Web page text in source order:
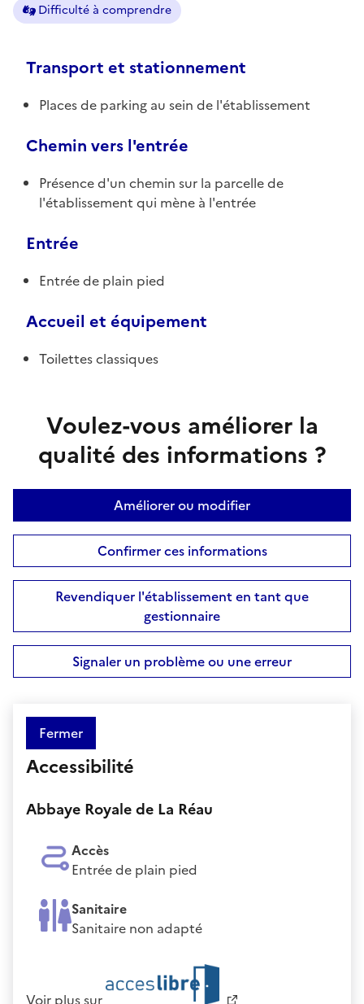
Difficulté à comprendre
Transport et stationnement
Places de parking au sein de l'établissement
Chemin vers l'entrée
Présence d'un chemin sur la parcelle de
l'établissement qui mène à l'entrée
Entrée
Entrée de plain pied
Accueil et équipement
Toilettes classiques
Voulez-vous améliorer la
qualité des informations ?
Améliorer ou modifier
Confirmer ces informations
Revendiquer l'établissement en tant que
gestionnaire
Signaler un problème ou une erreur
Fermer
Accessibilité
Abbaye Royale de La Réau
Accès
Entrée de plain pied
Sanitaire
Sanitaire non adapté
Voir plus sur